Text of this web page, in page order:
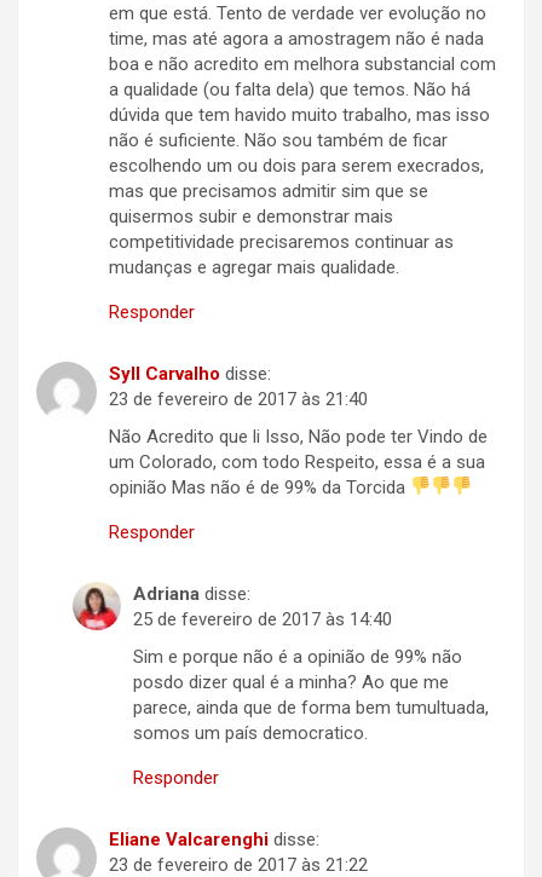
em que está. Tento de verdade ver evolução no
time, mas até agora a amostragem não é nada
boa e não acredito em melhora substancial com
a qualidade (ou falta dela) que temos. Não há
dúvida que tem havido muito trabalho, mas isso
não é suficiente. Não sou também de ficar
escolhendo um ou dois para serem execrados,
mas que precisamos admitir sim que se
quisermos subir e demonstrar mais
competitividade precisaremos continuar as
mudanças e agregar mais qualidade.
Responder
Syll Carvalho disse:
23 de fevereiro de 2017 às 21:40
Não Acredito que li Isso, Não pode ter Vindo de
um Colorado, com todo Respeito, essa é a sua
opinião Mas não é de 99% da Torcida
Responder
Adriana disse:
25 de fevereiro de 2017 às 14:40
Sim e porque não é a opinião de 99% não
posdo dizer qual é a minha? Ao que me
parece, ainda que de forma bem tumultuada,
somos um país democratico.
Responder
Eliane Valcarenghi disse:
23 de fevereiro de 2017 às 21:22